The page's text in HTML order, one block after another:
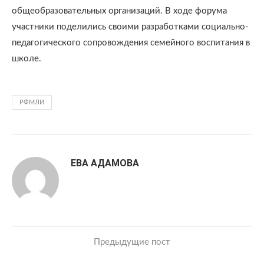
общеобразовательных организаций. В ходе форума
участники поделились своими разработками социально-
педагогического сопровождения семейного воспитания в
школе.
РФМЛИ
ЕВА АДАМОВА
Предыдущие пост